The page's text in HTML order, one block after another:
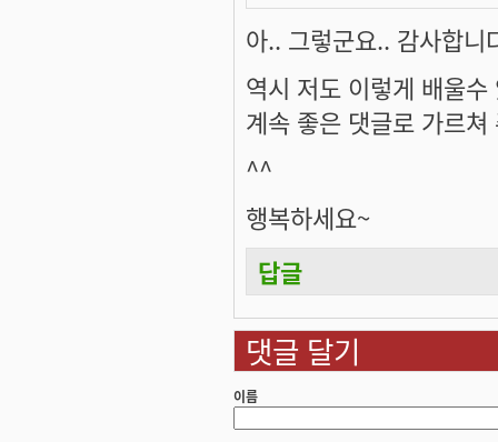
아.. 그렇군요.. 감사합니
역시 저도 이렇게 배울
계속 좋은 댓글로 가르
^^
행복하세요~
답글
댓글 달기
이름